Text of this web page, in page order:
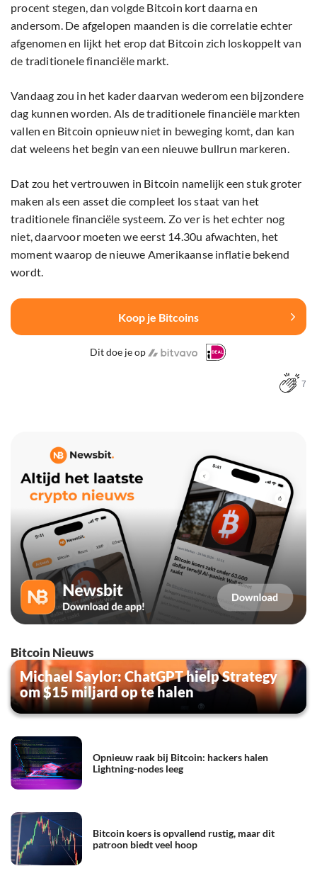
procent stegen, dan volgde Bitcoin kort daarna en
andersom. De afgelopen maanden is die correlatie echter
afgenomen en lijkt het erop dat Bitcoin zich loskoppelt van
de traditionele financiële markt.
Vandaag zou in het kader daarvan wederom een bijzondere
dag kunnen worden. Als de traditionele financiële markten
vallen en Bitcoin opnieuw niet in beweging komt, dan kan
dat weleens het begin van een nieuwe bullrun markeren.
Dat zou het vertrouwen in Bitcoin namelijk een stuk groter
maken als een asset die compleet los staat van het
traditionele financiële systeem. Zo ver is het echter nog
niet, daarvoor moeten we eerst 14.30u afwachten, het
moment waarop de nieuwe Amerikaanse inflatie bekend
wordt.
Koop je Bitcoins
Dit doe je op
7
Bitcoin Nieuws
Michael Saylor: ChatGPT hielp Strategy
om $15 miljard op te halen
Opnieuw raak bij Bitcoin: hackers halen
Lightning-nodes leeg
Bitcoin koers is opvallend rustig, maar dit
patroon biedt veel hoop